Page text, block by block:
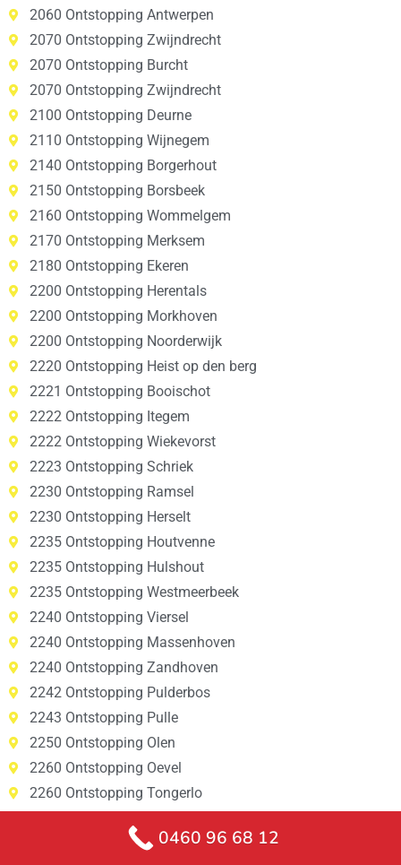
2060 Ontstopping Antwerpen
2070 Ontstopping Zwijndrecht
2070 Ontstopping Burcht
2070 Ontstopping Zwijndrecht
2100 Ontstopping Deurne
2110 Ontstopping Wijnegem
2140 Ontstopping Borgerhout
2150 Ontstopping Borsbeek
2160 Ontstopping Wommelgem
2170 Ontstopping Merksem
2180 Ontstopping Ekeren
2200 Ontstopping Herentals
2200 Ontstopping Morkhoven
2200 Ontstopping Noorderwijk
2220 Ontstopping Heist op den berg
2221 Ontstopping Booischot
2222 Ontstopping Itegem
2222 Ontstopping Wiekevorst
2223 Ontstopping Schriek
2230 Ontstopping Ramsel
2230 Ontstopping Herselt
2235 Ontstopping Houtvenne
2235 Ontstopping Hulshout
2235 Ontstopping Westmeerbeek
2240 Ontstopping Viersel
2240 Ontstopping Massenhoven
2240 Ontstopping Zandhoven
2242 Ontstopping Pulderbos
2243 Ontstopping Pulle
2250 Ontstopping Olen
2260 Ontstopping Oevel
2260 Ontstopping Tongerlo
2260 Ontstopping Zoerle-Parwijs
0460 96 68 12